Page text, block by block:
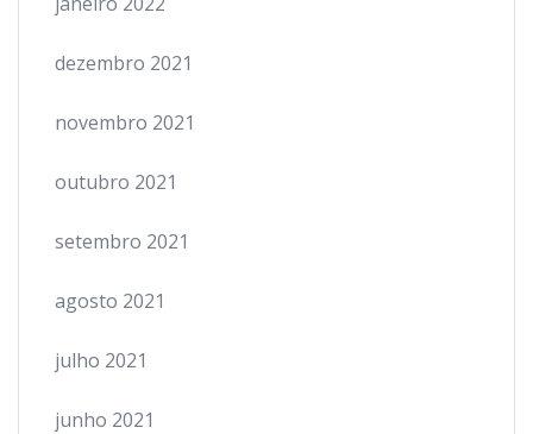
dezembro 2021
novembro 2021
outubro 2021
setembro 2021
agosto 2021
julho 2021
junho 2021